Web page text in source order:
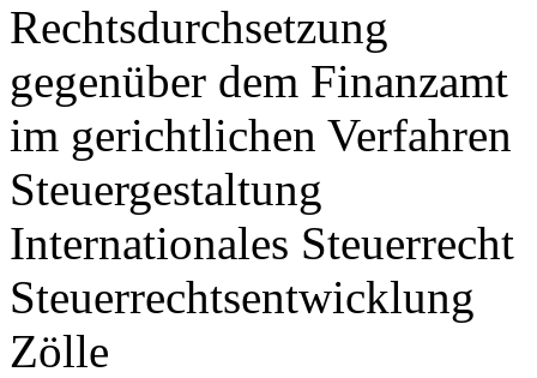
Rechtsdurchsetzung
gegenüber dem Finanzamt
im gerichtlichen Verfahren
Steuergestaltung
Internationales Steuerrecht
Steuerrechtsentwicklung
Zölle